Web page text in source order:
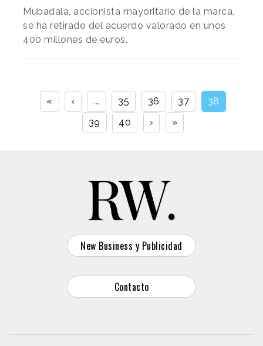
Mubadala, accionista mayoritario de la marca,
se ha retirado del acuerdo valorado en unos
400 millones de euros.
« ‹ ... 35 36 37
38
39
40 › »
New Business y Publicidad
Contacto